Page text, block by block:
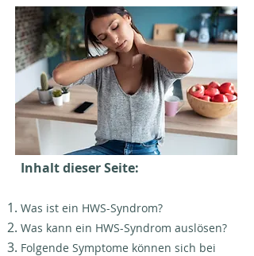
Inhalt dieser Seite:
Was ist ein HWS-Syndrom?
Was kann ein HWS-Syndrom auslösen?
Folgende Symptome können sich bei